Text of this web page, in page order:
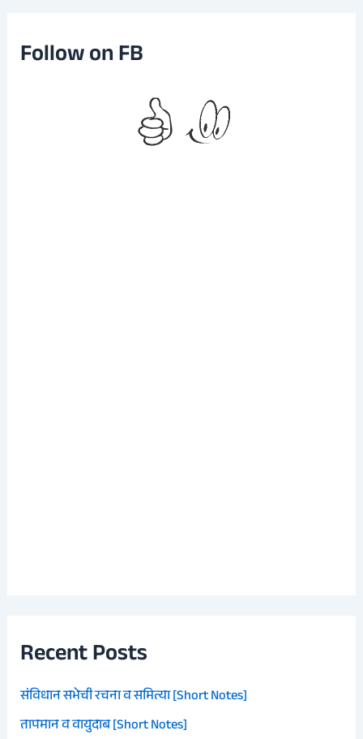
s
Follow on FB
Recent Posts
संविधान सभेची रचना व समित्या [Short Notes]
तापमान व वायुदाब [Short Notes]